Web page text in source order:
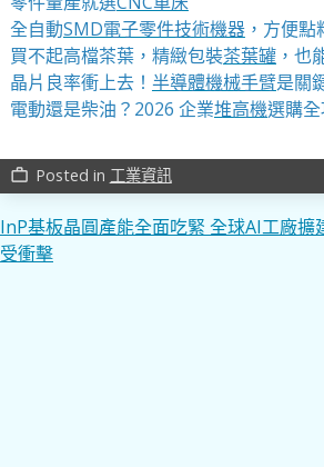
全自動SMD電子零件技術機器，方便點
買不起高檔茶葉，精緻包裝茶葉罐，也
晶片良率衝上去！ 半導體機械手臂是關
電動還是柴油？2026 企業堆高機選購
work_outline Posted in 工業資訊
文
章
InP基板晶圓產能全面吃緊 全球AI工廠擴
受衝擊